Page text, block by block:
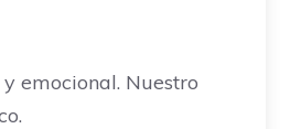
emocional. Nuestro